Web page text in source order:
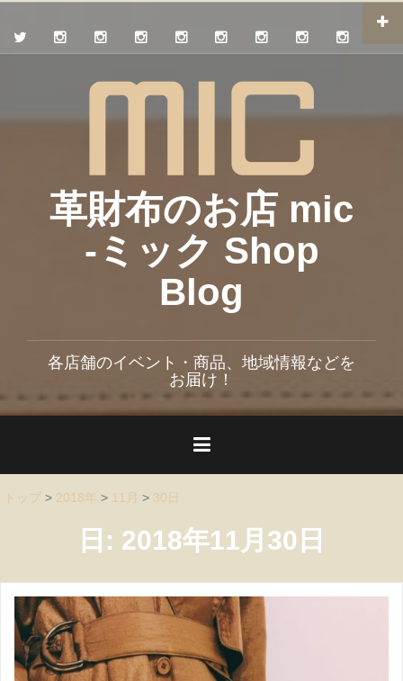
革財布のお店 mic
-ミック Shop
Blog
各店舗のイベント・商品、地域情報などを
お届け！
トップ > 2018年 > 11月 > 30日
日: 2018年11月30日